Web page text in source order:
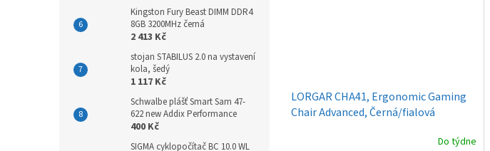
Kingston Fury Beast DIMM DDR4
8GB 3200MHz černá
2 413 Kč
stojan STABILUS 2.0 na vystavení
kola, šedý
1 117 Kč
Schwalbe plášť Smart Sam 47-
622 new Addix Performance
400 Kč
SIGMA cyklopočítač BC 10.0 WL
LORGAR CHA41, Ergonomic Gaming
Chair Advanced, Černá/fialová
Do týdne